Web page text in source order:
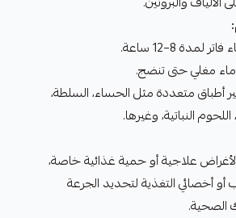
8–12 ساعة.
مغلي حتى تنضج.
متعددة مثل الحساء، السلطة،
النباتية، وغيرها.
علاجية أو حمية غذائية خاصة،
أخصائي التغذية لتحديد الجرعة
الصحية.